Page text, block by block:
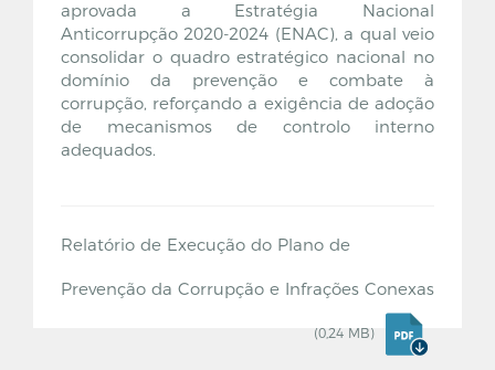
aprovada a Estratégia Nacional
Anticorrupção 2020-2024 (ENAC), a qual veio
consolidar o quadro estratégico nacional no
domínio da prevenção e combate à
corrupção, reforçando a exigência de adoção
de mecanismos de controlo interno
adequados.
Relatório de Execução do Plano de
Prevenção da Corrupção e Infrações Conexas
(0,24 MB)